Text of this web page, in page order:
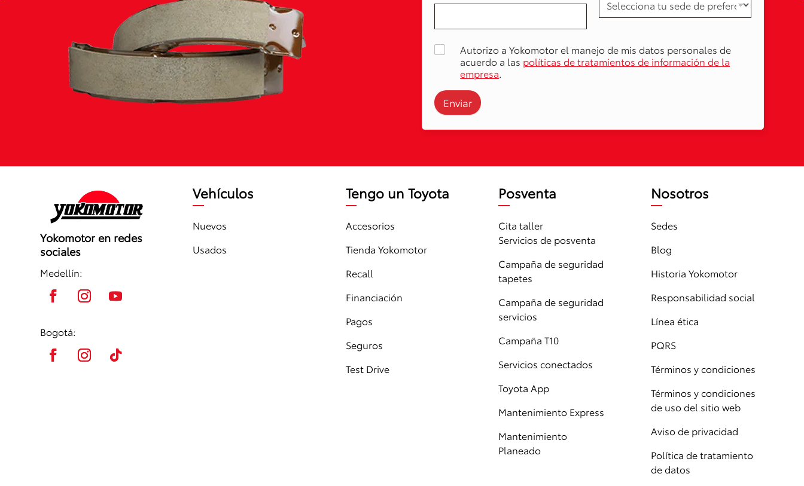
Autorizo a Yokomotor el manejo de mis datos personales de
acuerdo a las políticas de tratamientos de información de la
empresa.
Enviar
Yokomotor en redes
sociales
Medellín:
Bogotá:
Vehículos
Nuevos
Usados
Tengo un Toyota
Accesorios
Tienda Yokomotor
Recall
Financiación
Pagos
Seguros
Test Drive
Posventa
Cita taller
Servicios de posventa
Campaña de seguridad
tapetes
Campaña de seguridad
servicios
Campaña T10
Servicios conectados
Toyota App
Mantenimiento Express
Mantenimiento
Planeado
Nosotros
Sedes
Blog
Historia Yokomotor
Responsabilidad social
Línea ética
PQRS
Términos y condiciones
Términos y condiciones
de uso del sitio web
Aviso de privacidad
Política de tratamiento
de datos